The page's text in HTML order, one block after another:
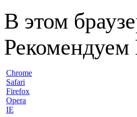
В этом
Рекомендуем
Chrome
Safari
Firefox
Opera
IE